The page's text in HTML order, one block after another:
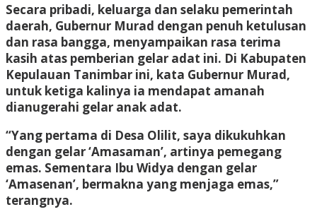
Secara pribadi, keluarga dan selaku pemerintah
daerah, Gubernur Murad dengan penuh ketulusan
dan rasa bangga, menyampaikan rasa terima
kasih atas pemberian gelar adat ini. Di Kabupaten
Kepulauan Tanimbar ini, kata Gubernur Murad,
untuk ketiga kalinya ia mendapat amanah
dianugerahi gelar anak adat.
“Yang pertama di Desa Olilit, saya dikukuhkan
dengan gelar ‘Amasaman’, artinya pemegang
emas. Sementara Ibu Widya dengan gelar
‘Amasenan’, bermakna yang menjaga emas,”
terangnya.